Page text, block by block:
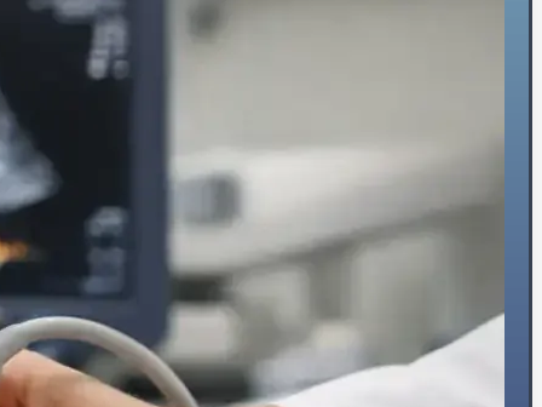
📋مدیریت درمان دارویی
🩸فشار خون
🔥درد قفسه سینه
🦠رماتیسم قلبی
💓تپش قلب
🍔چربی خون